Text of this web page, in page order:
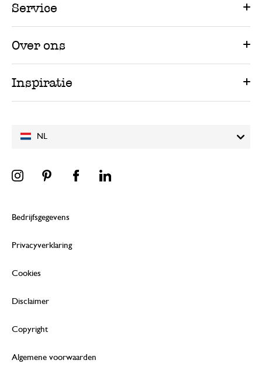
NL
Service
Over ons
Inspiratie
Bedrijfsgegevens
Privacyverklaring
Cookies
Disclaimer
Copyright
Algemene voorwaarden